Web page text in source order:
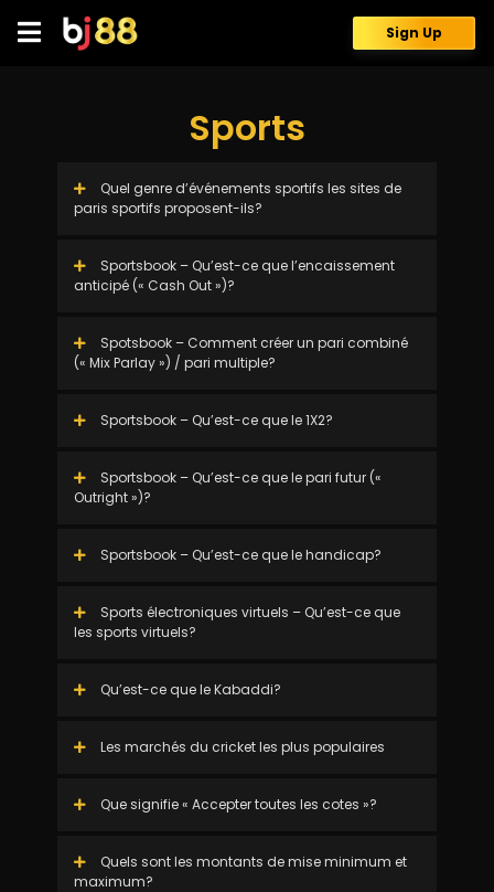
content
Sign Up
Sports
Quel genre d’événements sportifs les sites de
paris sportifs proposent-ils?
Sportsbook – Qu’est-ce que l’encaissement
anticipé (« Cash Out »)?
Spotsbook – Comment créer un pari combiné
(« Mix Parlay ») / pari multiple?
Sportsbook – Qu’est-ce que le 1X2?
Sportsbook – Qu’est-ce que le pari futur («
Outright »)?
Sportsbook – Qu’est-ce que le handicap?
Sports électroniques virtuels – Qu’est-ce que
les sports virtuels?
Qu’est-ce que le Kabaddi?
Les marchés du cricket les plus populaires
Que signifie « Accepter toutes les cotes »?
Quels sont les montants de mise minimum et
maximum?